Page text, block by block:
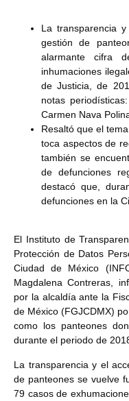
La transparencia
gestión de
alarmante cifra
inhumaciones
de Justicia, de
notas
Carmen Nava
Resaltó que el
toca aspectos de
también se
de defunciones
destacó que,
defunciones en la
El Instituto de
Protección de Datos
Ciudad de México
Magdalena Contreras,
por la alcaldía ante la
de México (FGJCDMX)
como los panteones
durante el periodo de
La transparencia y el
de panteones se vuelve
79 casos de